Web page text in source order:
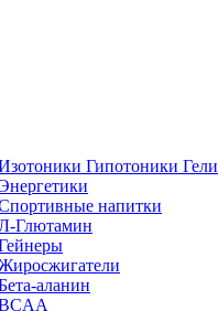
Гипотоники Гели
напитки
Глютамин
аланин